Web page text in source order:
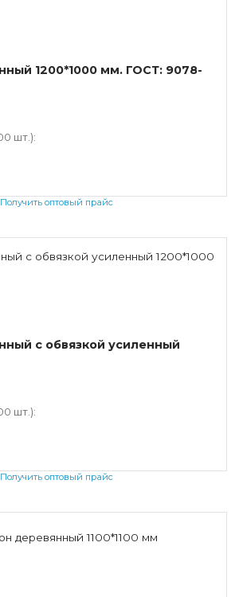
1200*1000 мм. ГОСТ: 9078-
шт.):
Получить оптовый прайс
с обвязкой усиленный
шт.):
Получить оптовый прайс